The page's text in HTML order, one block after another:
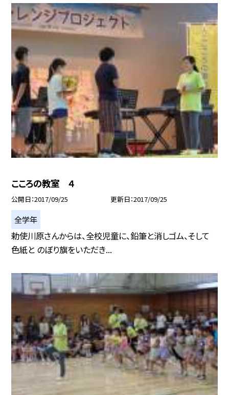
こころの教室 ４
公開日 2017/09/25 更新日 2017/09/25
全学年
勅使川原さんからは、全校児童に、鉛筆と消しゴム、そして
色紙と のぼり旗をいただき...